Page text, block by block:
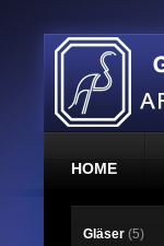
HOME
Gläser (5)